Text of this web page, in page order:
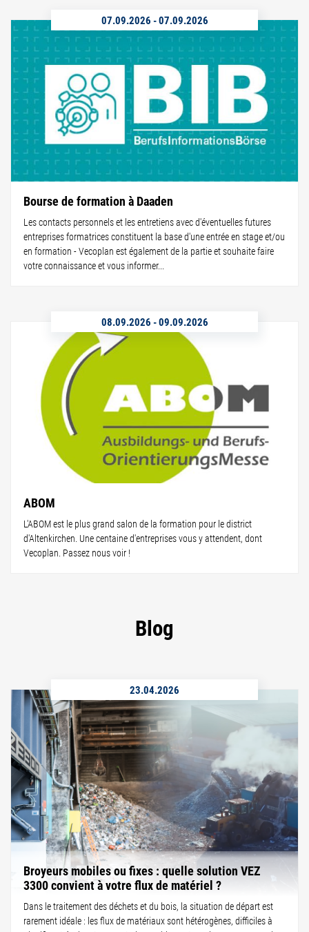
07.09.2026 -07.09.2026
Bourse de formation à Daaden
Les contacts personnels et les entretiens avec d'éventuelles futures
entreprises formatrices constituent la base d'une entrée en stage et/ou
en formation - Vecoplan est également de la partie et souhaite faire
votre connaissance et vous informer...
08.09.2026 -09.09.2026
ABOM
L'ABOM est le plus grand salon de la formation pour le district
d'Altenkirchen. Une centaine d'entreprises vous y attendent, dont
Vecoplan. Passez nous voir !
Blog
23.04.2026
Broyeurs mobiles ou fixes : quelle solution VEZ
3300 convient à votre flux de matériel ?
Dans le traitement des déchets et du bois, la situation de départ est
rarement idéale : les flux de matériaux sont hétérogènes, difficiles à